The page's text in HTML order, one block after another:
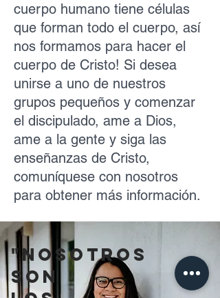
cuerpo humano tiene células
que forman todo el cuerpo, así
nos formamos para hacer el
cuerpo de Cristo! Si desea
unirse a uno de nuestros
grupos pequeños y comenzar
el discipulado, ame a Dios,
ame a la gente y siga las
enseñanzas de Cristo,
comuníquese con nosotros
para obtener más información.
"nosotros
son